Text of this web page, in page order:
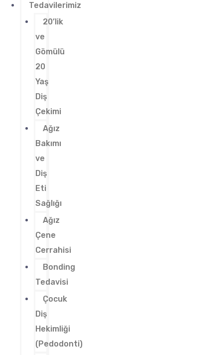
Tedavilerimiz
20’lik
ve
Gömülü
20
Yaş
Diş
Çekimi
Ağız
Bakımı
ve
Diş
Eti
Sağlığı
Ağız
Çene
Cerrahisi
Bonding
Tedavisi
Çocuk
Diş
Hekimliği
(Pedodonti)